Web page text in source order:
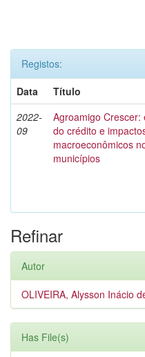
Registos:
Data
Título
2022-
09
Agroamigo Crescer:
do crédito e
macroeconômicos
municípios
Refinar
Autor
OLIVEIRA, Alysson Inácio
Has File(s)